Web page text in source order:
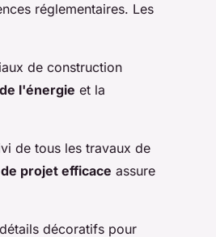
réglementaires. Les
de construction
l'énergie et la
de tous les travaux de
projet efficace assure
décoratifs pour